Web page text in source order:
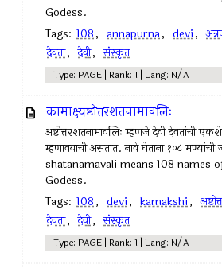
Godess.
Tags: 108, annapurna, devi,
देवता, देवी, संस्कृत
Type: PAGE | Rank: 1 | Lang: N/A
कामाक्ष्यष्टोत्तरशतनामावलिः
अष्टोत्तरशतनामावलिः म्हणजे देवी देवतांची
म्हणावयाची असतात. नावे घेताना १०८
shatanamavali means 108 names
Godess.
Tags: 108, devi, kamakshi,
देवता, देवी, संस्कृत
Type: PAGE | Rank: 1 | Lang: N/A